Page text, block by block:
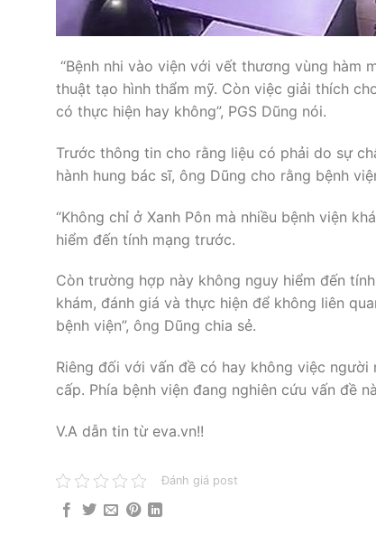
“Bệnh nhi vào viện với vết thương vùng hàm
thuật tạo hình thẩm mỹ. Còn việc giải thích
có thực hiện hay không”, PGS Dũng nói.
Trước thông tin cho rằng liệu có phải do sự
hành hung bác sĩ, ông Dũng cho rằng bệnh
“Không chỉ ở Xanh Pôn mà nhiều bệnh viện
hiểm đến tính mạng trước.
Còn trường hợp này không nguy hiểm đến
khám, đánh giá và thực hiện để không liên
bệnh viện”, ông Dũng chia sẻ.
Riêng đối với vấn đề có hay không việc
cấp. Phía bệnh viện đang nghiên cứu vấn đề
V.A dẫn tin từ eva.vn!!
Đánh giá post